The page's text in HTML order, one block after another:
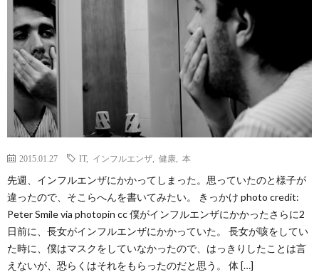
2015.01.27 IT, インフルエンザ 健康 本
先週、インフルエンザにかかってしまった。思っていたのと様子が
違ったので、そこらへんを書いてみたい。 きっかけ photo credit:
Peter Smile via photopin cc 僕がインフルエンザにかかったさらに2
日前に、長女がインフルエンザにかかっていた。 長女が咳をしてい
た時に、僕はマスクをしていなかったので、はっきりしたことは言
えないが、恐らくはそれをもらったのだと思う。 体 […]